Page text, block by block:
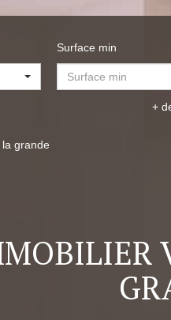
Surface min
+
grande